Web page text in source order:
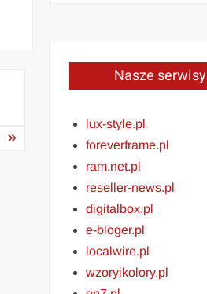
Nasze serwisy
lux-style.pl
foreverframe.pl
ram.net.pl
reseller-news.pl
digitalbox.pl
e-bloger.pl
localwire.pl
wzoryikolory.pl